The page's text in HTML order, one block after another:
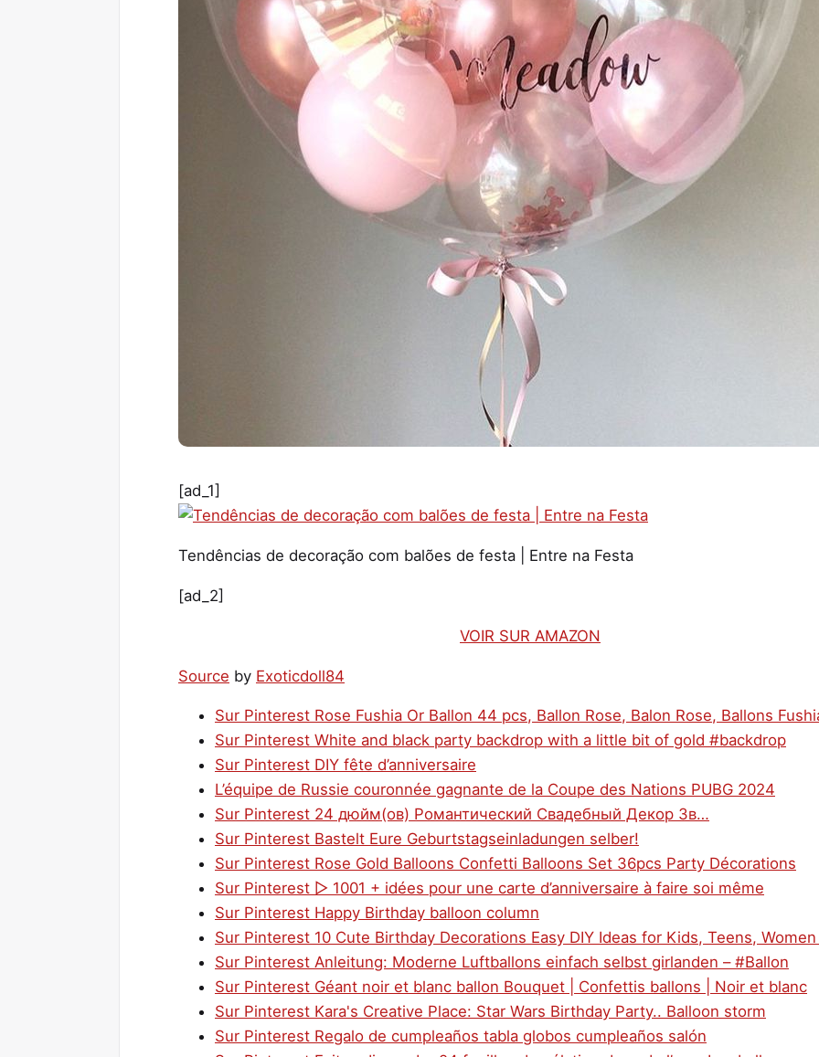
[ad_1]
Tendências de decoração com balões de festa | Entre na Festa
[ad_2]
VOIR SUR AMAZON
Source by Exoticdoll84
Sur Pinterest Rose Fushia Or Ballon 44 pcs, Ballon Rose, Balon Rose, Ballons
Sur Pinterest White and black party backdrop with a little bit of gold #backdrop
Sur Pinterest DIY fête d’anniversaire
L’équipe de Russie couronnée gagnante de la Coupe des Nations PUBG 2024
Sur Pinterest 24 дюйм(ов) Романтический Свадебный Декор Зв…
Sur Pinterest Bastelt Eure Geburtstagseinladungen selber!
Sur Pinterest Rose Gold Balloons Confetti Balloons Set 36pcs Party Décorations
Sur Pinterest ▷ 1001 + idées pour une carte d’anniversaire à faire soi même
Sur Pinterest Happy Birthday balloon column
Sur Pinterest 10 Cute Birthday Decorations Easy DIY Ideas for Kids, Teens,
Sur Pinterest Anleitung: Moderne Luftballons einfach selbst girlanden – #Ballon
Sur Pinterest Géant noir et blanc ballon Bouquet | Confettis ballons | Noir et blanc
Sur Pinterest Kara's Creative Place: Star Wars Birthday Party.. Balloon storm
Sur Pinterest Regalo de cumpleaños tabla globos cumpleaños salón